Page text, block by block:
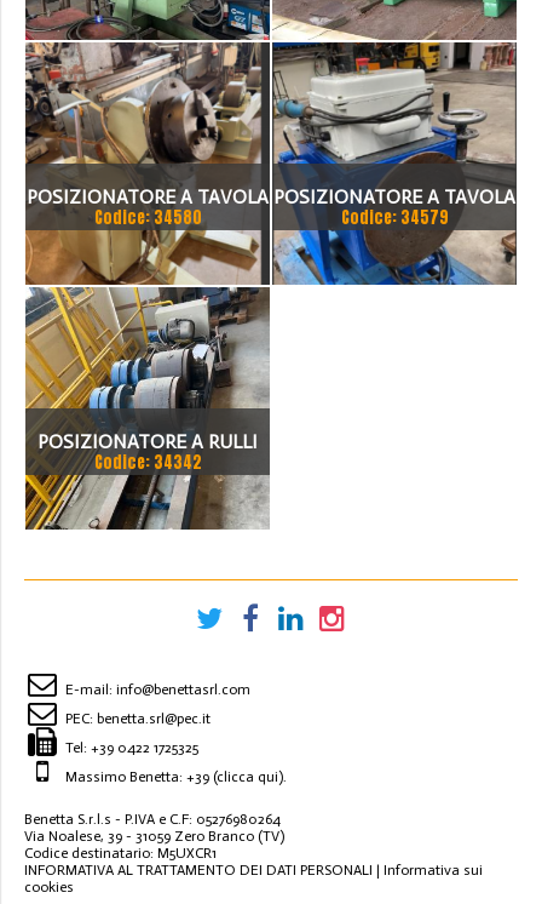
200 TON
POSIZIONATORE A TAVOLA
OERLIKON N°2
Codice: 34580
POSIZIONATORE A TAVOLA
GIREVOLE
Codice: 34579
POSIZIONATORE A RULLI
FORME E MOTORIZZATO
30 TON
Codice: 34342
E-mail: info@benettasrl.com
PEC: benetta.srl@pec.it
Tel: +39 0422 1725325
Massimo Benetta: +39 (clicca qui).
Benetta S.r.l.s - P.IVA e C.F: 05276980264
Via Noalese, 39 - 31059 Zero Branco (TV)
Codice destinatario: M5UXCR1
INFORMATIVA AL TRATTAMENTO DEI DATI PERSONALI | Informativa sui
cookies